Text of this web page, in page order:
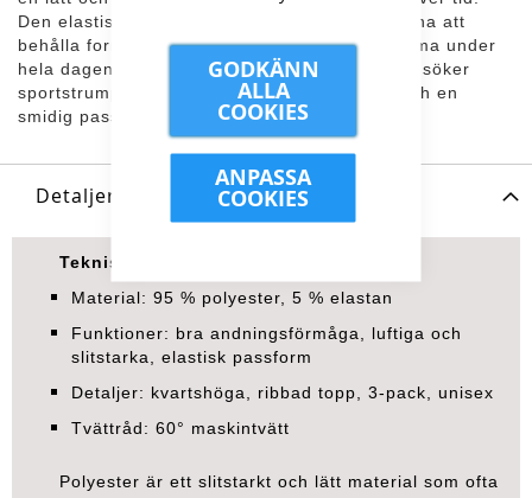
GODKÄNN
ALLA
COOKIES
ANPASSA
COOKIES
Den elastiska konstruktionen hjälper strumporna att
behålla formen samtidigt som de känns bekväma under
hela dagen. Ett mångsidigt 3-pack för dig som söker
sportstrumpor med funktionella egenskaper och en
smidig passform för både aktivitet och vardag.
Detaljer
Tekniska specifikationer
Material: 95 % polyester, 5 % elastan
Funktioner: bra andningsförmåga, luftiga och
slitstarka, elastisk passform
Detaljer: kvartshöga, ribbad topp, 3-pack, unisex
Tvättråd: 60° maskintvätt
Polyester är ett slitstarkt och lätt material som ofta